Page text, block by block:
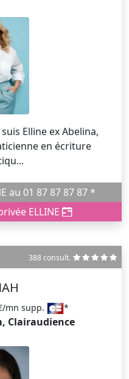
Elline ex Abelina,
en écriture
Prendre RDV avec ELLINE au 01 87 87 87 87 *
ELLINE
388 consult.
mn supp. *
Clairaudience